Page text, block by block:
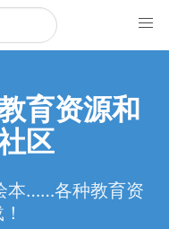
育资源和
区
本……各种教育资